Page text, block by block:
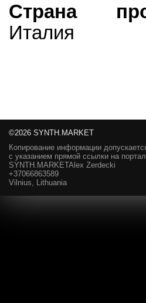
Страна
Италия
©2026 SYNTH.MARKET
Копирование информации
с указанием прямой ссылки на портал
SYNTH.MARKETAlex Zerdecki
+37066863589
Vilnius, Lithuania